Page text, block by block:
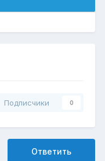
Подписчики 0
Ответить